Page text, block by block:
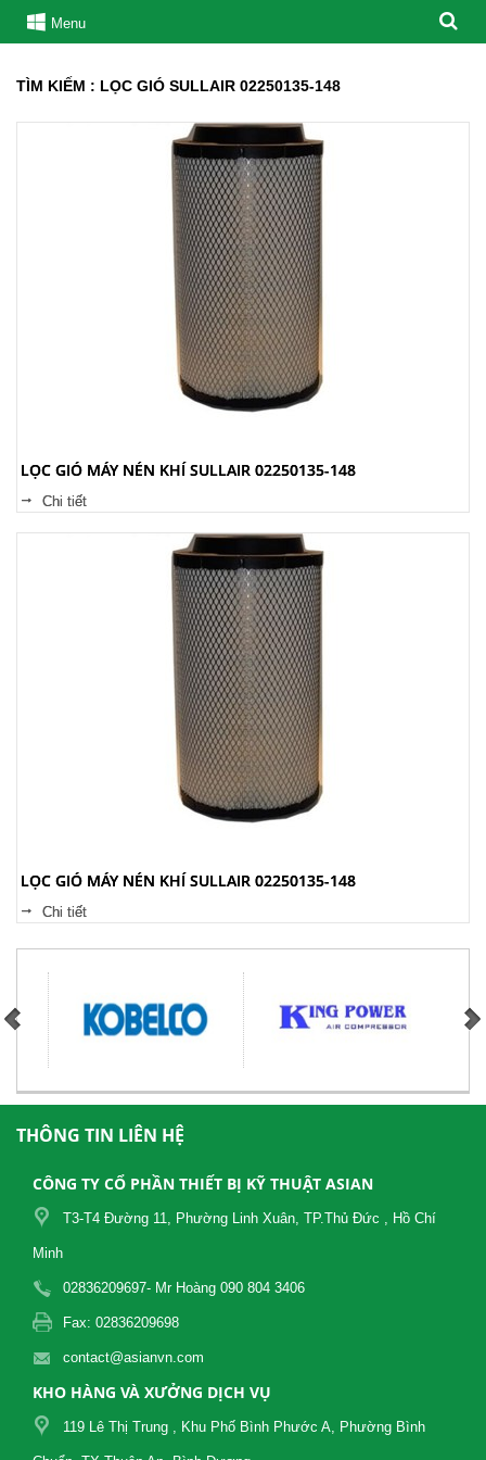
Menu
TÌM KIẾM : LỌC GIÓ SULLAIR 02250135-148
LỌC GIÓ MÁY NÉN KHÍ SULLAIR 02250135-148
Chi tiết
LỌC GIÓ MÁY NÉN KHÍ SULLAIR 02250135-148
Chi tiết
THÔNG TIN LIÊN HỆ
CÔNG TY CỔ PHẦN THIẾT BỊ KỸ THUẬT ASIAN
T3-T4 Đường 11, Phường Linh Xuân, TP.Thủ Đức , Hồ Chí
Minh
02836209697- Mr Hoàng 090 804 3406
Fax: 02836209698
contact@asianvn.com
KHO HÀNG VÀ XƯỞNG DỊCH VỤ
119 Lê Thị Trung , Khu Phố Bình Phước A, Phường Bình